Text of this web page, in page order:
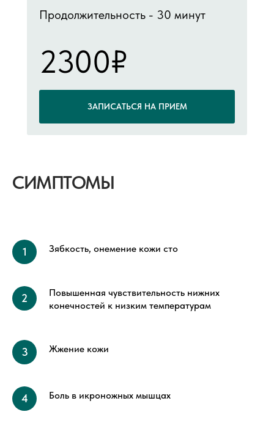
Продолжительность - 30 минут
2300₽
ЗАПИСАТЬСЯ НА ПРИЕМ
СИМПТОМЫ
Зябкость, онемение кожи сто
Повышенная чувствительность нижних
конечностей к низким температурам
Жжение кожи
Боль в икроножных мышцах